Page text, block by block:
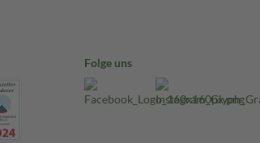
Folge uns